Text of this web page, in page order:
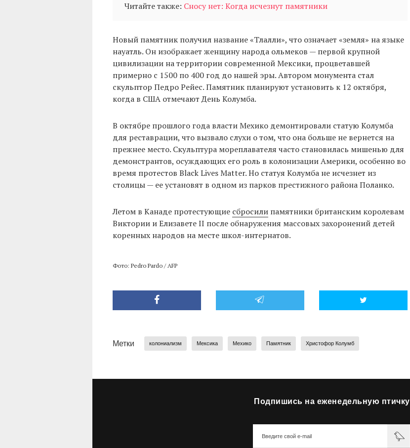
Читайте также: Сносу нет: Когда исчезнут памятники
Новый памятник получил название «Тлалли», что означает «земля» на языке
науатль. Он изображает женщину народа ольмеков — первой крупной
цивилизации на территории современной Мексики, процветавшей
примерно с 1500 по 400 год до нашей эры. Автором монумента стал
скульптор Педро Рейес. Памятник планируют установить к 12 октября,
когда в США отмечают День Колумба.
В октябре прошлого года власти Мехико демонтировали статую Колумба
для реставрации, что вызвало слухи о том, что она больше не вернется на
прежнее место. Скульптура мореплавателя часто становилась мишенью для
демонстрантов, осуждающих его роль в колонизации Америки, особенно во
время протестов Black Lives Matter. Но статуя Колумба не исчезнет из
столицы — ее установят в одном из парков престижного района Поланко.
Летом в Канаде протестующие сбросилипамятники британским королевам
Виктории и Елизавете II после обнаружения массовых захоронений детей
коренных народов на месте школ-интернатов.
Фото: Pedro Pardo / AFP
Метки колониализм Мексика Мехико Памятник Христофор Колумб
Подпишись на еженедельную птичку